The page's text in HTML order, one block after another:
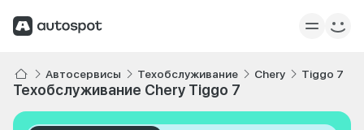
Автосервисы Техобслуживание Chery Tiggo 7
Техобслуживание Chery Tiggo 7